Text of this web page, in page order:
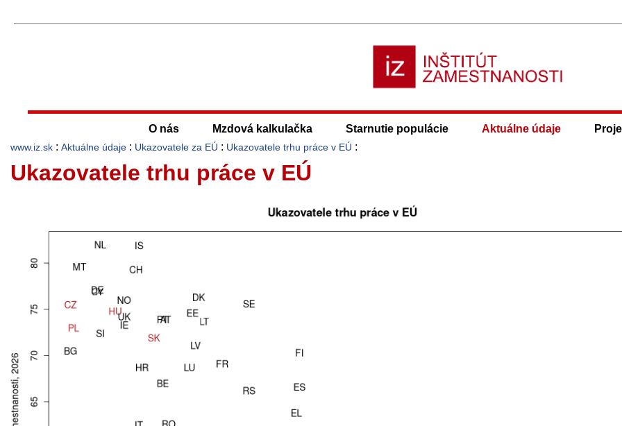
O nás Mzdová kalkulačka Starnutie populácie Aktuálne údaje
www.iz.sk : Aktuálne údaje : Ukazovatele za EÚ : Ukazovatele trhu práce v EÚ :
Ukazovatele trhu práce v EÚ